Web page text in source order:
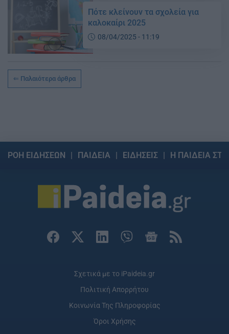
Πότε κλείνουν τα σχολεία για
καλοκαίρι 2025
08/04/2025 - 11:19
Παλαιότερα άρθρα
ΡΟΗ ΕΙΔΗΣΕΩΝ ΠΑΙΔΕΙΑ ΕΙΔΗΣΕΙΣ Η ΠΑΙΔΕΙΑ
Σχετικά με το iPaideia.gr
Πολιτική Απορρήτου
Κοινωνία Της Πληροφορίας
Όροι Χρήσης